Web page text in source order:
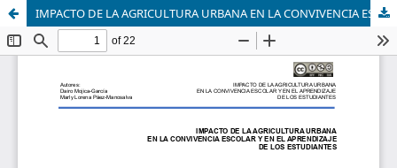
IMPACTO DE LA AGRICULTURA URBANA EN LA CONVIVENCIA ESCOLAR Y EN EL APRENDIZAJE DE LOS ESTUDIANTES